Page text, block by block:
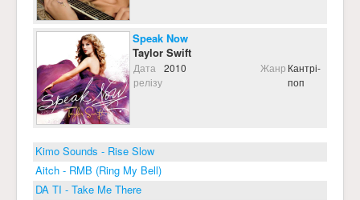
Speak Now
Taylor Swift
Дата
релізу
2010 Жанр Кантрі-
поп
Kimo Sounds - Rise Slow
Aitch - RMB (Ring My Bell)
DA TI - Take Me There